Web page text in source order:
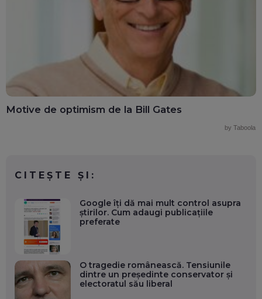
Motive de optimism de la Bill Gates
by Taboola
CITEȘTE ȘI:
Google îți dă mai mult control asupra
știrilor. Cum adaugi publicațiile
preferate
O tragedie românească. Tensiunile
dintre un președinte conservator și
electoratul său liberal